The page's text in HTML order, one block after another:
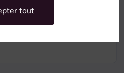
: un usage
surtout après la
tout